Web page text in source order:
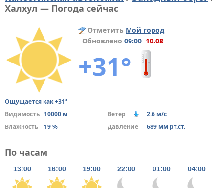
Халхул — Погода сейчас
Отметить Мой город
Обновлено 09:00 10.08
+31°
Ощущается как +31°
Видимость 10000 м Ветер
2.6 м/с
Влажность
19 % Давление 689 мм рт.ст.
По часам
13:00 16:00 19:00 22:00 01:00 04:00